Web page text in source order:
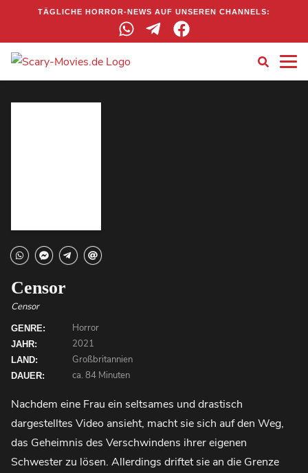
TÄGLICHE HORROR-NEWS AUF UNSEREN CHANNELS:
Censor
Censor
GENRE: Horror
JAHR: 2021
LAND: Großbritannien
DAUER: ca. 84 Minuten
Nachdem eine Frau ein seltsames und drastisch
dargestelltes Video ansieht, macht sie sich auf den Weg,
das Geheimnis des Verschwindens ihrer eigenen
Schwester zu lösen. Allerdings driftet sie an die Grenze